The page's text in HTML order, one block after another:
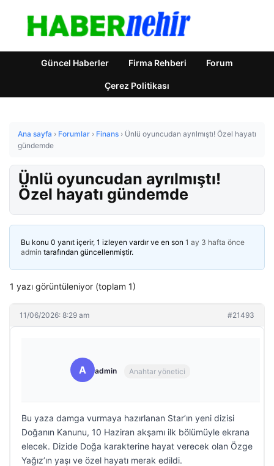
Güncel Haberler Firma Rehberi Forum
Çerez Politikası
Ana sayfa › Forumlar › Finans › Ünlü oyuncudan ayrılmıştı! Özel hayatı
gündemde
Ünlü oyuncudan ayrılmıştı!
Özel hayatı gündemde
Bu konu 0 yanıt içerir, 1 izleyen vardır ve en son 1 ay 3 hafta önce
admin tarafından güncellenmiştir.
1 yazı görüntüleniyor (toplam 1)
11/06/2026: 8:29 am #21493
A admin Anahtar yönetici
Bu yaza damga vurmaya hazırlanan Star’ın yeni dizisi
Doğanın Kanunu, 10 Haziran akşamı ilk bölümüyle ekrana
elecek. Dizide Doğa karakterine hayat verecek olan Özge
Yağız’ın yaşı ve özel hayatı merak edildi.